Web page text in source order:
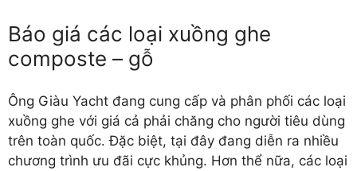
Báo giá các loại xuồng ghe
composte – gỗ
Ông Giàu Yacht đang cung cấp và phân phối các loại
xuồng ghe với giá cả phải chăng cho người tiêu dùng
trên toàn quốc. Đặc biệt, tại đây đang diễn ra nhiều
chương trình ưu đãi cực khủng. Hơn thể nữa, các loại